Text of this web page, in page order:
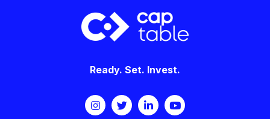
Ready. Set. Invest.